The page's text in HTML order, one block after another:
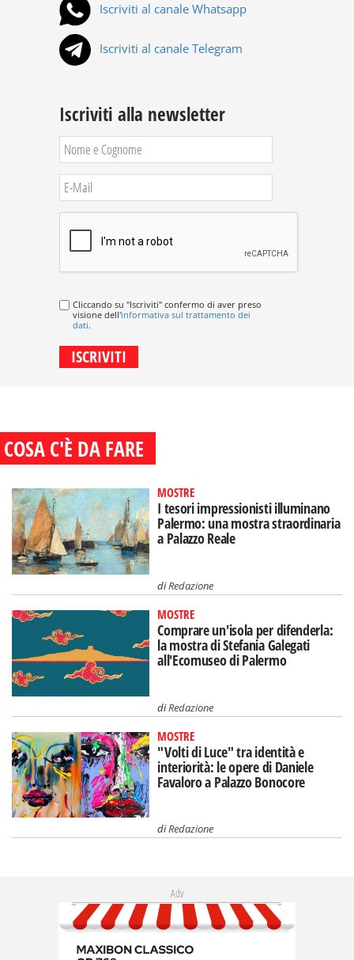
Iscriviti al canale Whatsapp
Iscriviti al canale Telegram
Iscriviti alla newsletter
Cliccando su "Iscriviti" confermo di aver preso
visione dell'informativa sul trattamento dei
dati.
COSA C'È DA FARE
MOSTRE
I tesori impressionisti illuminano
Palermo: una mostra straordinaria
a Palazzo Reale
diRedazione
MOSTRE
Comprare un'isola per difenderla:
la mostra di Stefania Galegati
all'Ecomuseo di Palermo
diRedazione
MOSTRE
"Volti di Luce" tra identità e
interiorità: le opere di Daniele
Favaloro a Palazzo Bonocore
diRedazione
Adv